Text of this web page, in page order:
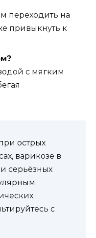
переходить на
привыкнуть к
с мягким
острых
варикозе в
серьёзных
с